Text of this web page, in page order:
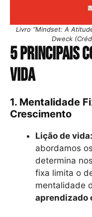
Livro “Mindset: A
Dweck
5 principais
vida
1. Mentalidade
Crescimento
Lição de vida:
abordamos
determina
fixa limita o
mentalidade
aprendizado